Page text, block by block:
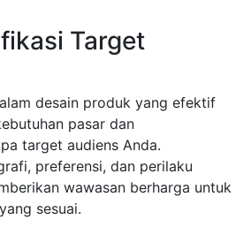
Target
desain produk yang efektif
pasar dan
target audiens Anda.
preferensi, dan perilaku
wawasan berharga untuk
sesuai.